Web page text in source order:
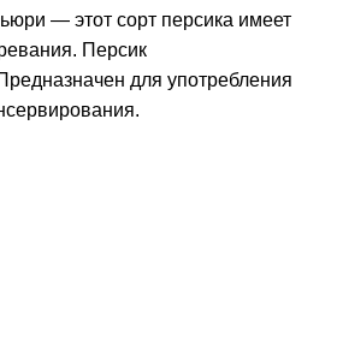
— этот сорт персика имеет
Персик
для употребления